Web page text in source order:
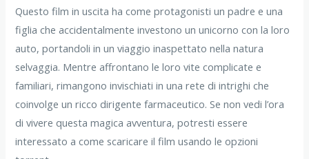
Questo film in uscita ha come protagonisti un padre e una
figlia che accidentalmente investono un unicorno con la loro
auto, portandoli in un viaggio inaspettato nella natura
selvaggia. Mentre affrontano le loro vite complicate e
familiari, rimangono invischiati in una rete di intrighi che
coinvolge un ricco dirigente farmaceutico. Se non vedi l’ora
di vivere questa magica avventura, potresti essere
interessato a come scaricare il film usando le opzioni